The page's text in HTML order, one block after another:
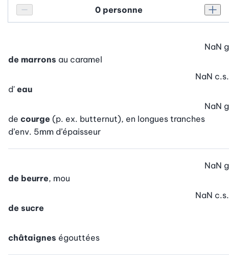
Réduire le nombre de personnes
Personnes
de marrons au caramel
NaN g
d' eau
NaN c.s.
de courge (p. ex. butternut), en longues tranches
d’env. 5mm d’épaisseur
NaN g
de beurre, mou
NaN g
de sucre
NaN c.s.
châtaignes égouttées